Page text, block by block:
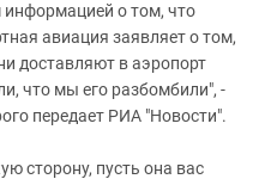
о том, что
авиация заявляет о том,
доставляют в аэропорт
что мы его разбомбили", -
передает РИА "Новости".
сторону, пусть она вас